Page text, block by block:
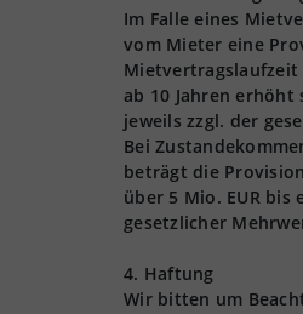
Im Falle eines
vom Mieter eine
Mietvertragslaufzeit
ab 10 Jahren
jeweils zzgl. der
Bei
beträgt die
über 5 Mio. EUR bis
gesetzlicher
4. Haftung
Wir bitten um